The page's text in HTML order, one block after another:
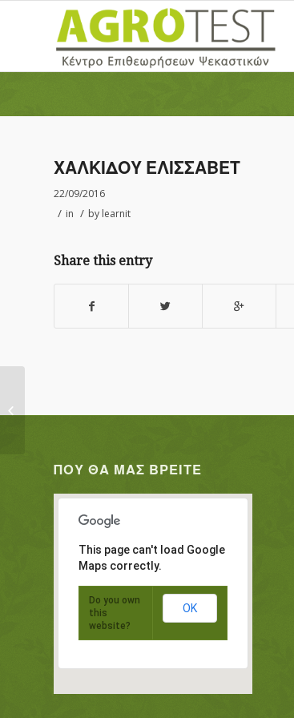
ΧΑΛΚΙΔΟΥ ΕΛΙΣΣΑΒΕΤ
22/09/2016
/ in / by learnit
Share this entry
ΠΟΥ ΘΑ ΜΑΣ ΒΡΕΊΤΕ
This page can't load Google
Maps correctly.
Do you own
this
website?
OK